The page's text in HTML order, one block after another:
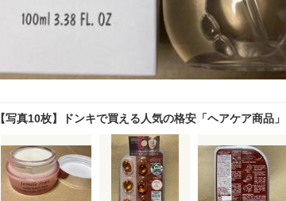
【写真10枚】ドンキで買える人気の格安「ヘアケア商品